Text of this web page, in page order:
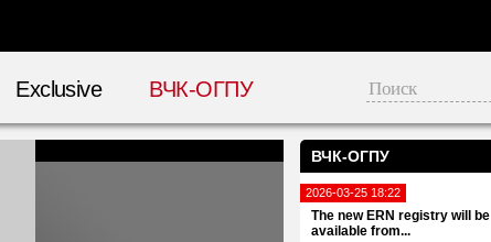
Exclusive ВЧК-ОГПУ
ВЧК-ОГПУ
2026-03-25 18:22
The new ERN registry will be
available from...